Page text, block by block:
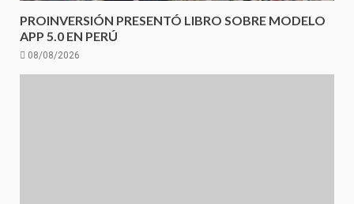
PROINVERSIÓN PRESENTÓ LIBRO SOBRE MODELO
APP 5.0 EN PERÚ
08/08/2026